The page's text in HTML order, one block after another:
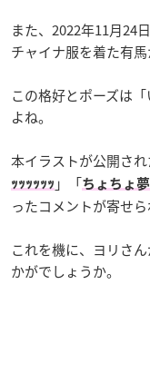
また、2022年11月24
チャイナ服を着た有
この格好とポーズは
よね。
本イラストが公開さ
ｯｯｯｯｯｯ 」「ちょちょ
ったコメントが寄せら
これを機に、ヨリさ
かがでしょうか。